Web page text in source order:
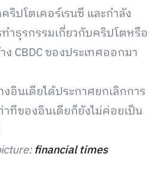
ปโตเคอร์เรนซี และกำลัง
ำธุรกรรมเกี่ยวกับคริปโตหรือ
CBDC ของประเทศออกมา
อินเดียได้ประกาศยกเลิกการ
ทีของอินเดียก็ยังไม่ค่อยเป็น
financial times